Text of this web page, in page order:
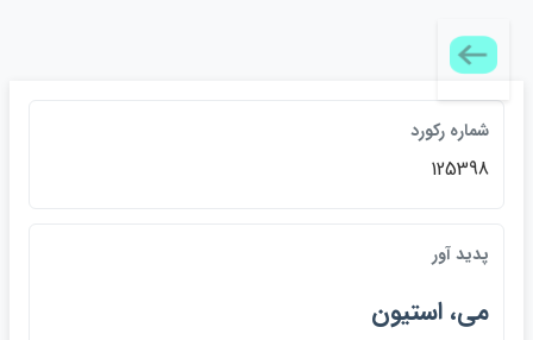
شماره ركورد
125398
پديد آور
مي، استيون